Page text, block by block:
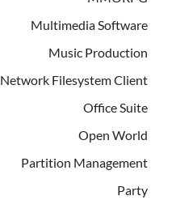
Multimedia Software
Music Production
Network Filesystem Client
Office Suite
Open World
Partition Management
Party